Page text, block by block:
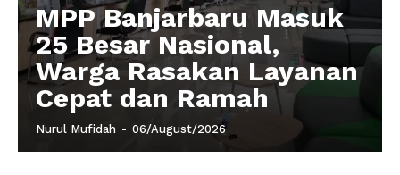
MPP Banjarbaru Masuk
25 Besar Nasional,
Warga Rasakan Layanan
Cepat dan Ramah
Nurul Mufidah - 06/August/2026